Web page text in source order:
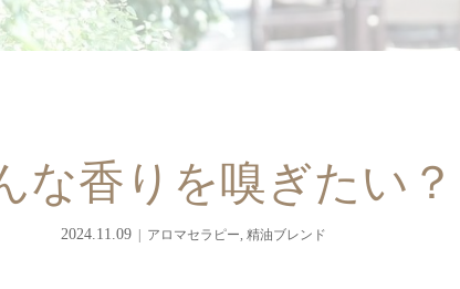
な香りを嗅ぎたい？
2024.11.09 アロマセラピー 精油ブレンド